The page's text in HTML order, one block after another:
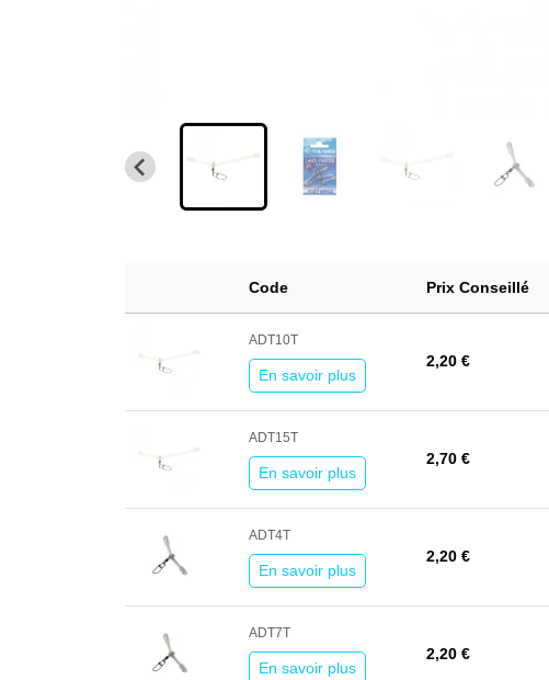
Code Prix Conseillé
ADT10T
En savoir plus
2,20 €
ADT15T
En savoir plus
2,70 €
ADT4T
En savoir plus
2,20 €
ADT7T
En savoir plus
2,20 €